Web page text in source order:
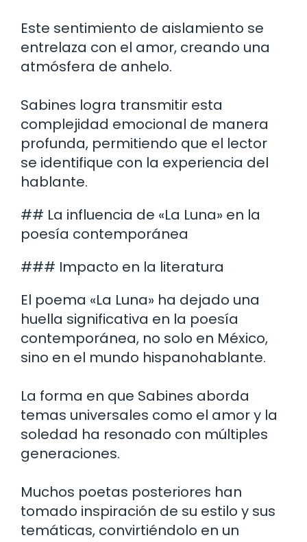
Este sentimiento de aislamiento se
entrelaza con el amor, creando una
atmósfera de anhelo.
Sabines logra transmitir esta
complejidad emocional de manera
profunda, permitiendo que el lector
se identifique con la experiencia del
hablante.
## La influencia de «La Luna» en la
poesía contemporánea
### Impacto en la literatura
El poema «La Luna» ha dejado una
huella significativa en la poesía
contemporánea, no solo en México,
sino en el mundo hispanohablante.
La forma en que Sabines aborda
temas universales como el amor y la
soledad ha resonado con múltiples
generaciones.
Muchos poetas posteriores han
tomado inspiración de su estilo y sus
temáticas, convirtiéndolo en un